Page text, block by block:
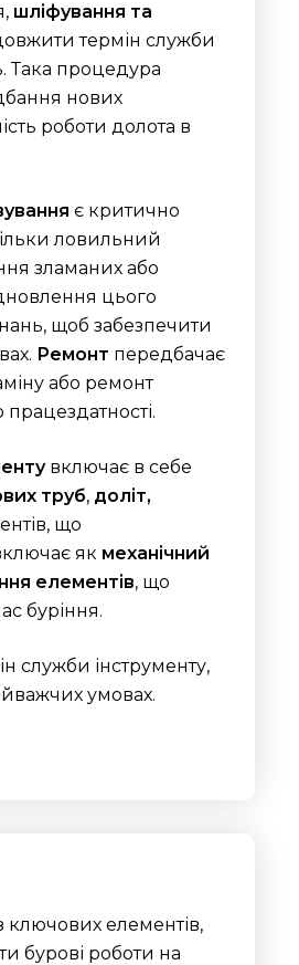
шліфування та
термін служби
Така процедура
нових
роботи долота в
є критично
ловильний
зламаних або
цього
щоб забезпечити
Ремонт передбачає
або ремонт
включає в себе
труб, доліт,
що
як механічний
елементів, що
буріння.
служби інструменту,
умовах.
ключових елементів,
бурові роботи на